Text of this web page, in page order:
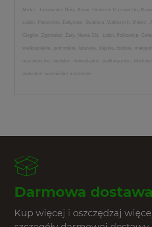
Mielec, Tarnowskie Góry, Konin, Grodzisk Mazowiecki,
Lublin, Piaseczno, Białystok, Świdnica, Wałbrzych, Mielec,
Głogów, Zgorzelec, Żary, Nowa Sól, Lubin, Polkowice,
wielkopolskie, pomorskie, lubuskie, śląskie, łódzkie,
mazowieckie, opolskie, dolnośląskie, podkarpackie,
podlaskie, warmińsko mazurskie
Darmowa dostawa
Kup więcej i oszczędzaj